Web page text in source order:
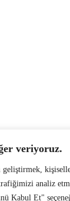
veriyoruz.
geliştirmek,
analiz
Kabul Et"